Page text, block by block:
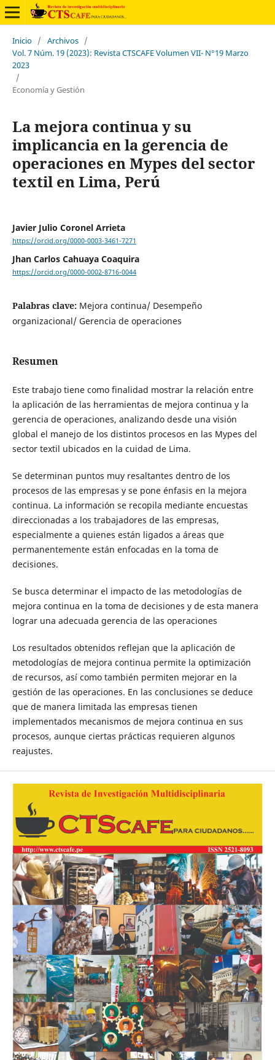
Inicio / Archivos /
Vol. 7 Núm. 19 (2023): Revista CTSCAFE Volumen VII- N°19 Marzo
2023
/
Economía y Gestión
La mejora continua y su
implicancia en la gerencia de
operaciones en Mypes del sector
textil en Lima, Perú
Javier Julio Coronel Arrieta
https://orcid.org/0000-0003-3461-7271
Jhan Carlos Cahuaya Coaquira
https://orcid.org/0000-0002-8716-0044
Palabras clave: Mejora continua/ Desempeño
organizacional/ Gerencia de operaciones
Resumen
Este trabajo tiene como finalidad mostrar la relación entre
la aplicación de las herramientas de mejora continua y la
gerencia de operaciones, analizando desde una visión
global el manejo de los distintos procesos en las Mypes del
sector textil ubicados en la cuidad de Lima.
Se determinan puntos muy resaltantes dentro de los
procesos de las empresas y se pone énfasis en la mejora
continua. La información se recopila mediante encuestas
direccionadas a los trabajadores de las empresas,
especialmente a quienes están ligados a áreas que
permanentemente están enfocadas en la toma de
decisiones.
Se busca determinar el impacto de las metodologías de
mejora continua en la toma de decisiones y de esta manera
lograr una adecuada gerencia de las operaciones
Los resultados obtenidos reflejan que la aplicación de
metodologías de mejora continua permite la optimización
de recursos, así como también permiten mejorar en la
gestión de las operaciones. En las conclusiones se deduce
que de manera limitada las empresas tienen
implementados mecanismos de mejora continua en sus
procesos, aunque ciertas prácticas requieren algunos
reajustes.